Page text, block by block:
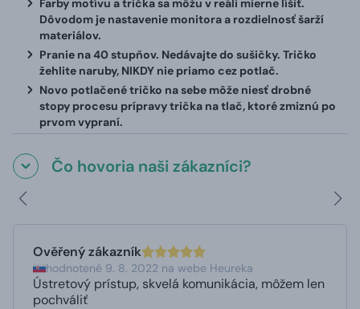
Dôvodom je nastavenie monitora a rozdielnosť šarží
materiálov.
Pranie na 40 stupňov. Nedávajte do sušičky. Tričko
žehlite naruby, NIKDY nie priamo cez potlač.
Novo potlačené tričko na sebe môže niesť drobné
stopy procesu prípravy trička na tlač, ktoré zmiznú po
prvom vypraní.
Čo hovoria naši zákazníci?
Ověřený zákazník
hodnotené 9. 8. 2022 na webe Heureka
Ústretový prístup, skvelá komunikácia, môžem len
pochváliť